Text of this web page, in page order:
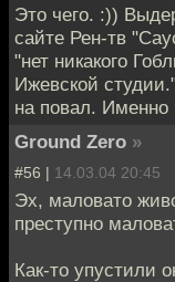
Это чего. :))
сайте Рен-тв
"нет никакого
Ижевской
на повал.
Ground Zero »
#56 | 14.03.04 20:45
Эх, маловато
преступно
Как-то упустили